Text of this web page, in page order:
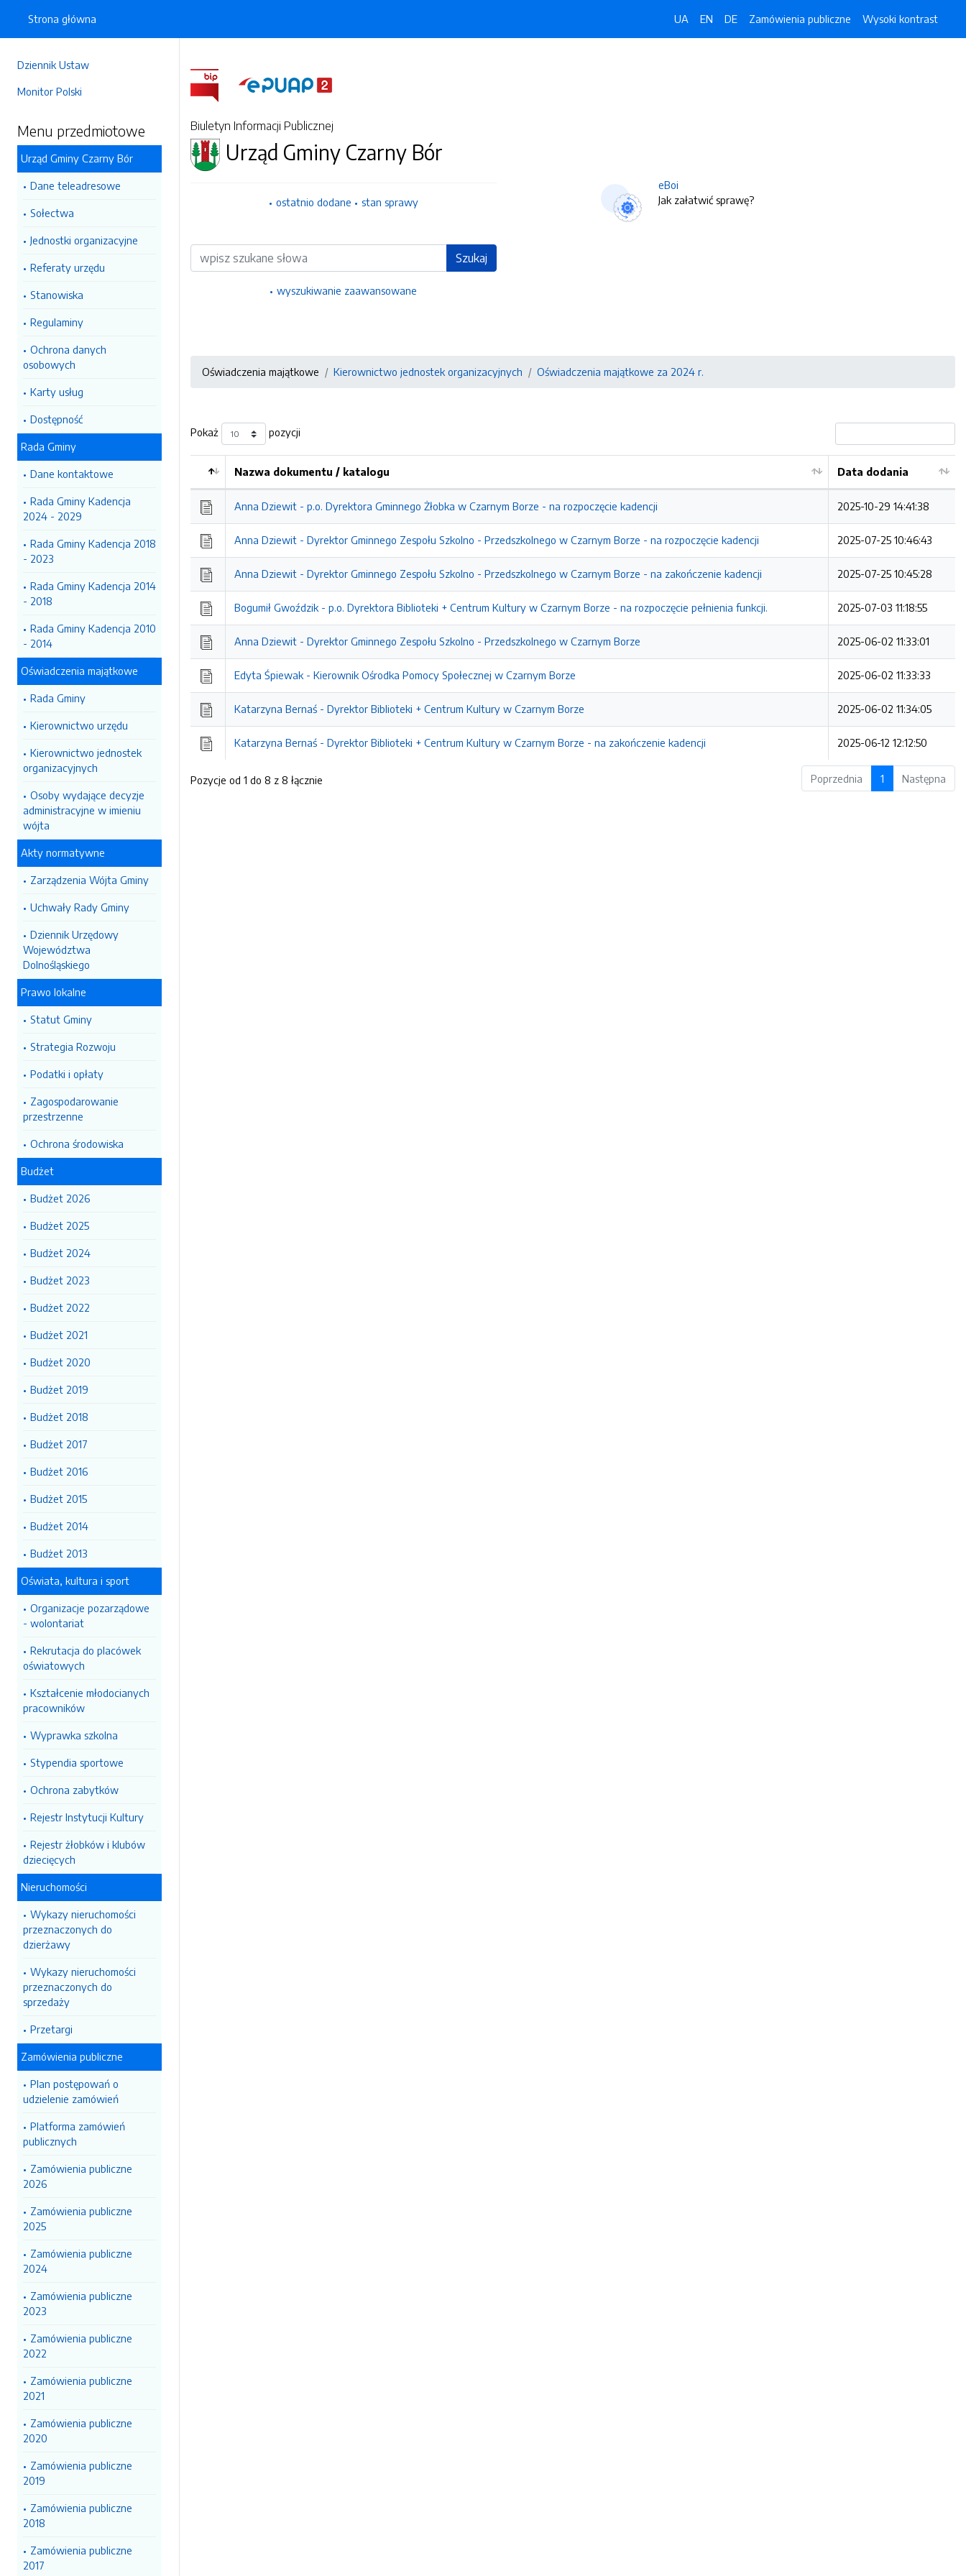
Dziennik Ustaw
Monitor Polski
Menu przedmiotowe
Urząd Gminy Czarny Bór
Dane teleadresowe
Sołectwa
Jednostki organizacyjne
Referaty urzędu
Stanowiska
Regulaminy
Ochrona danych
osobowych
Karty usług
Dostępność
Rada Gminy
Dane kontaktowe
Rada Gminy Kadencja
2024 - 2029
Rada Gminy Kadencja 2018
- 2023
Rada Gminy Kadencja 2014
- 2018
Rada Gminy Kadencja 2010
- 2014
Oświadczenia majątkowe
Rada Gminy
Kierownictwo urzędu
Kierownictwo jednostek
organizacyjnych
Osoby wydające decyzje
administracyjne w imieniu
wójta
Akty normatywne
Zarządzenia Wójta Gminy
Uchwały Rady Gminy
Dziennik Urzędowy
Województwa
Dolnośląskiego
Prawo lokalne
Statut Gminy
Strategia Rozwoju
Podatki i opłaty
Zagospodarowanie
przestrzenne
Ochrona środowiska
Budżet
Budżet 2026
Budżet 2025
Budżet 2024
Budżet 2023
Budżet 2022
Budżet 2021
Budżet 2020
Budżet 2019
Budżet 2018
Budżet 2017
Budżet 2016
Budżet 2015
Budżet 2014
Budżet 2013
Oświata, kultura i sport
Organizacje pozarządowe
- wolontariat
Rekrutacja do placówek
oświatowych
Kształcenie młodocianych
pracowników
Wyprawka szkolna
Stypendia sportowe
Ochrona zabytków
Rejestr Instytucji Kultury
Rejestr żłobków i klubów
dziecięcych
Nieruchomości
Wykazy nieruchomości
przeznaczonych do
dzierżawy
Wykazy nieruchomości
przeznaczonych do
sprzedaży
Przetargi
Zamówienia publiczne
Plan postępowań o
udzielenie zamówień
Platforma zamówień
publicznych
Zamówienia publiczne
2026
Zamówienia publiczne
2025
Zamówienia publiczne
2024
Zamówienia publiczne
2023
Zamówienia publiczne
2022
Zamówienia publiczne
2021
Zamówienia publiczne
2020
Zamówienia publiczne
2019
Zamówienia publiczne
2018
Zamówienia publiczne
2017
Strona główna UA EN DE Zamówienia publiczne Wysoki kontrast
Biuletyn Informacji Publicznej
Urząd Gminy Czarny Bór
ostatnio dodane stan sprawy
Wyszukiwarka Szukaj
wyszukiwanie zaawansowane
eBoi
Jak załatwić sprawę?
Oświadczenia majątkowe Kierownictwo jednostek organizacyjnych Oświadczenia majątkowe za 2024 r.
Pokaż pozycji
Kolejność
Nazwa dokumentu / katalogu Data dodania
Anna Dziewit - p.o. Dyrektora Gminnego Żłobka w Czarnym Borze - na rozpoczęcie kadencji 2025-10-29 14:41:38
Anna Dziewit - Dyrektor Gminnego Zespołu Szkolno - Przedszkolnego w Czarnym Borze - na rozpoczęcie kadencji 2025-07-25 10:46:43
Anna Dziewit - Dyrektor Gminnego Zespołu Szkolno - Przedszkolnego w Czarnym Borze - na zakończenie kadencji 2025-07-25 10:45:28
Bogumił Gwoździk - p.o. Dyrektora Biblioteki + Centrum Kultury w Czarnym Borze - na rozpoczęcie pełnienia funkcji. 2025-07-03 11:18:55
Anna Dziewit - Dyrektor Gminnego Zespołu Szkolno - Przedszkolnego w Czarnym Borze 2025-06-02 11:33:01
Edyta Śpiewak - Kierownik Ośrodka Pomocy Społecznej w Czarnym Borze 2025-06-02 11:33:33
Katarzyna Bernaś - Dyrektor Biblioteki + Centrum Kultury w Czarnym Borze 2025-06-02 11:34:05
Katarzyna Bernaś - Dyrektor Biblioteki + Centrum Kultury w Czarnym Borze - na zakończenie kadencji 2025-06-12 12:12:50
Pozycje od 1 do 8 z 8 łącznie Poprzednia 1 Następna